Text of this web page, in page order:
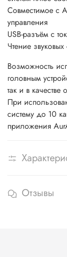
Совместимое с
управления
USB-разъём с
Чтение
Возможность
головным
так и в качестве
При
систему до 10
приложения
Отзывы